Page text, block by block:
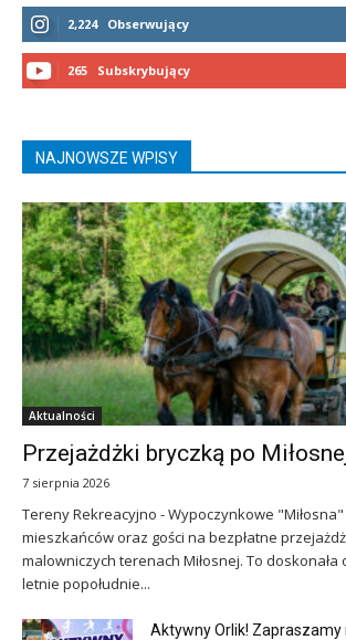
2,224 Obserwujący
265 Subskrybujący
NAJNOWSZE WPISY
Aktualności
Przejażdżki bryczką po
7 sierpnia 2026
Tereny Rekreacyjno - Wypoczynkowe
mieszkańców oraz gości na bezpłatne
malowniczych terenach Miłosnej. To
letnie popołudnie...
Aktywny Orlik!